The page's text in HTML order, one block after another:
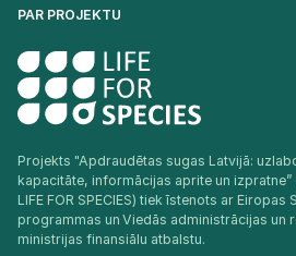
PAR PROJEKTU
Projekts "Apdraudētas sugas Latvijā:
kapacitāte, informācijas aprite un izpratne”
LIFE FOR SPECIES) tiek īstenots ar Eiropas
programmas un Viedās administrācijas un
ministrijas finansiālu atbalstu.​